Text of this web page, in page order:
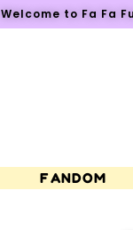
Welcome to Fa Fa
FANDOM